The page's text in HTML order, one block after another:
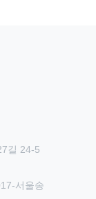
길 24-5
서울송